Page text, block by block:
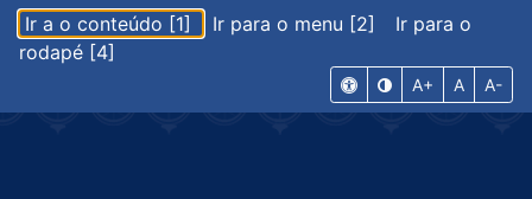
Ir a o conteúdo [1] Ir para o menu [2]
Ir para o
rodapé [4]
A+ A A-